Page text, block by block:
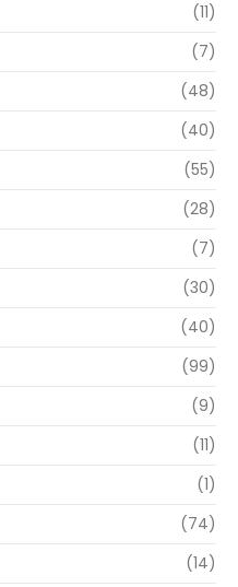
(11)
(7)
(48)
(40)
(55)
(28)
(7)
(30)
(40)
(99)
(9)
(11)
(1)
(74)
(14)